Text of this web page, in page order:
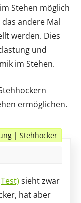
Stehen möglich
andere Mal
werden. Dies
und
im Stehen.
ermöglichen.
sieht zwar
hat aber
| Stehhocker